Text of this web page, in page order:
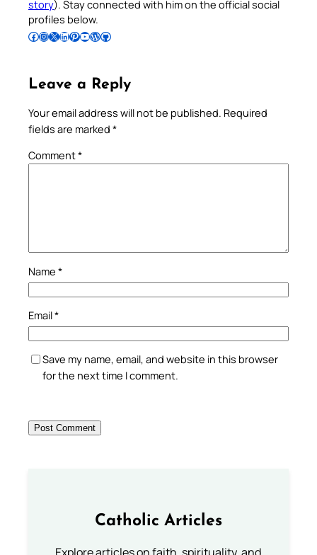
story). Stay connected with him on the official social
profiles below.
Follow Pradeep on Facebook Follow Pradeep on InstagramFollow Pradeep on X Follow Pradeep on LinkedIn Follow Pradeep on Pinterest Subscribe to Pradeep’s Youtube Channel Follow Pradeep on WordPress Follow Pradeep on GitHub
Leave a Reply
Your email address will not be published. Required
fields are marked *
Comment*
Name *
Email*
Save my name, email, and website in this browser
for the next time I comment.
Catholic Articles
Explore articles on faith, spirituality, and